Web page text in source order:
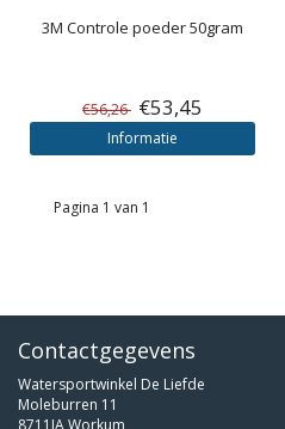
3M Controle poeder 50gram
€56,26 €53,45
Informatie
Pagina 1 van 1
Contactgegevens
Watersportwinkel De Liefde
Moleburren 11
8711JA Workum